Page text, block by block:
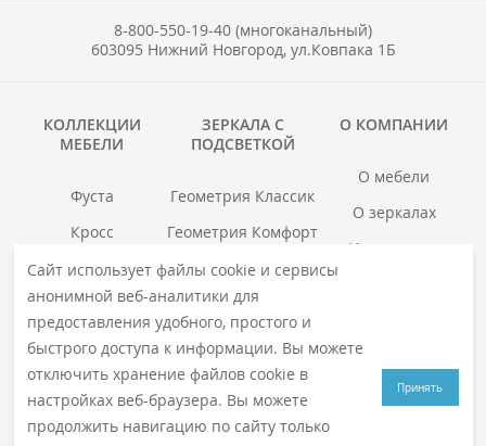
8-800-550-19-40 (многоканальный)
603095 Нижний Новгород, ул.Ковпака 1Б
КОЛЛЕКЦИИ
МЕБЕЛИ
Фуста
Кросс
Гранд
Хоска
Смотреть все →
ЗЕРКАЛА С
ПОДСВЕТКОЙ
Геометрия Классик
Геометрия Комфорт
Геометрия Люкс
Геометрия Медиа
войс
Смотреть все →
О КОМПАНИИ
О мебели
О зеркалах
Инструкции
© 2026VIGO. Все права защищены
Принять
Сайт использует файлы cookie и сервисы
анонимной веб-аналитики для
предоставления удобного, простого и
быстрого доступа к информации. Вы можете
отключить хранение файлов cookie в
настройках веб-браузера. Вы можете
продолжить навигацию по сайту только